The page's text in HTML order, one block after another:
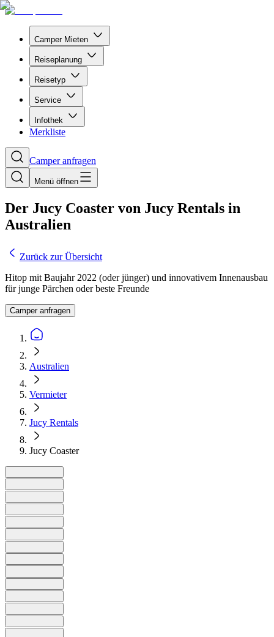
Camper Mieten
Reiseplanung
Reisetyp
Service
Infothek
Merkliste
Camper anfragen
Menü öffnen
Der Jucy Coaster von Jucy Rentals in
Australien
Zurück zur Übersicht
Hitop mit Baujahr 2022 (oder jünger) und innovativem Innenausbau
für junge Pärchen oder beste Freunde
Camper anfragen
Australien
Vermieter
Jucy Rentals
Jucy Coaster